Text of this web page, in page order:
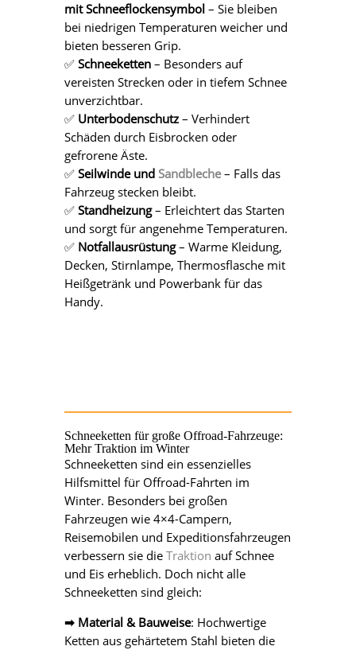
mit Schneeflockensymbol – Sie bleiben
bei niedrigen Temperaturen weicher und
bieten besseren Grip.
✅ Schneeketten– Besonders auf
vereisten Strecken oder in tiefem Schnee
unverzichtbar.
✅ Unterbodenschutz– Verhindert
Schäden durch Eisbrocken oder
gefrorene Äste.
✅ Seilwinde und Sandbleche– Falls das
Fahrzeug stecken bleibt.
✅ Standheizung– Erleichtert das Starten
und sorgt für angenehme Temperaturen.
✅ Notfallausrüstung– Warme Kleidung,
Decken, Stirnlampe, Thermosflasche mit
Heißgetränk und Powerbank für das
Handy.
Schneeketten für große Offroad-Fahrzeuge:
Mehr Traktion im Winter
Schneeketten sind ein essenzielles
Hilfsmittel für Offroad-Fahrten im
Winter. Besonders bei großen
Fahrzeugen wie 4×4-Campern,
Reisemobilen und Expeditionsfahrzeugen
verbessern sie die Traktion auf Schnee
und Eis erheblich. Doch nicht alle
Schneeketten sind gleich:
➡ Material & Bauweise: Hochwertige
Ketten aus gehärtetem Stahl bieten die